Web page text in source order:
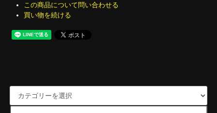
この商品について問い合わせる
買い物を続ける